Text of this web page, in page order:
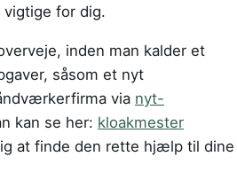
for dig.
inden man kalder et
såsom et nyt
via nyt-
kan se her: kloakmester
at finde den rette hjælp til dine